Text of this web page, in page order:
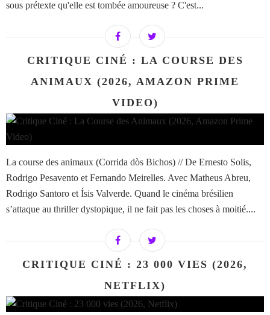
sous prétexte qu'elle est tombée amoureuse ? C'est...
CRITIQUE CINÉ : LA COURSE DES
ANIMAUX (2026, AMAZON PRIME
VIDEO)
La course des animaux (Corrida dòs Bichos) // De Ernesto Solis,
Rodrigo Pesavento et Fernando Meirelles. Avec Matheus Abreu,
Rodrigo Santoro et Ísis Valverde. Quand le cinéma brésilien
s’attaque au thriller dystopique, il ne fait pas les choses à moitié....
CRITIQUE CINÉ : 23 000 VIES (2026,
NETFLIX)